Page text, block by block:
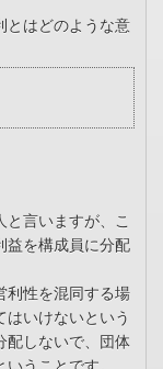
とはどのような意
言いますが、こ
益を構成員に分配
利性を混同する場
いけないという
配しないで、団体